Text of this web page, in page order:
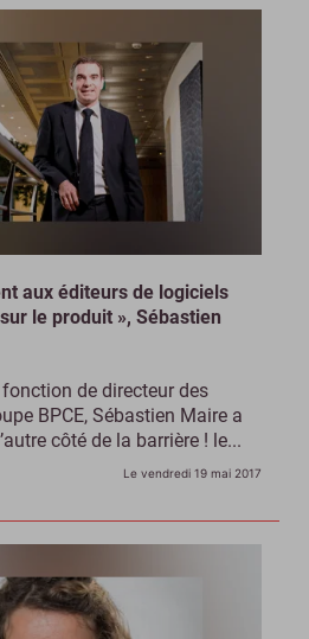
aux éditeurs de logiciels
le produit », Sébastien
de directeur des
BPCE, Sébastien Maire a
côté de la barrière ! le...
Le vendredi 19 mai 2017